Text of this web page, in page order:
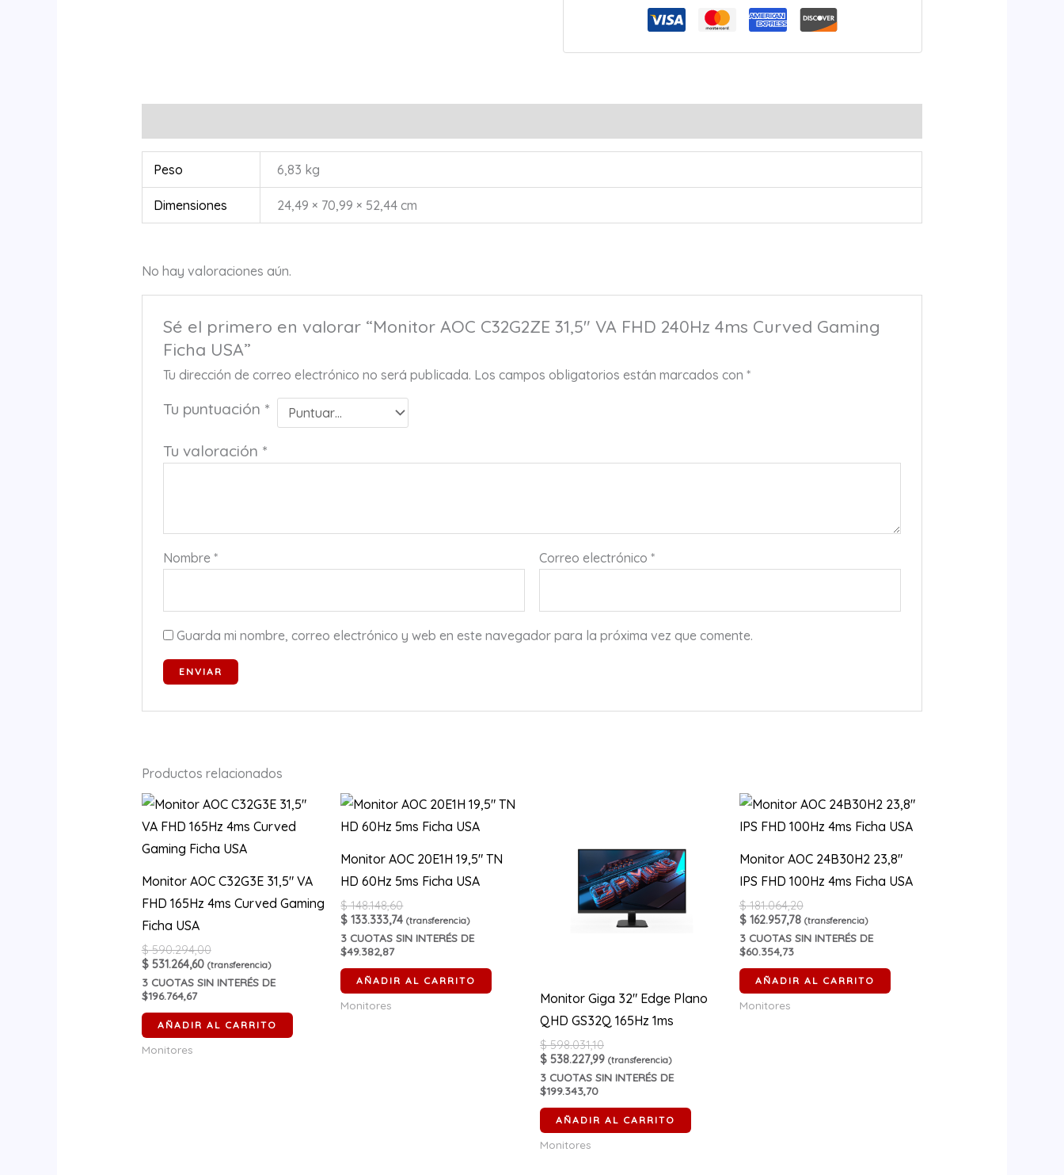
Peso 6,83 kg
Dimensiones 24,49 × 70,99 × 52,44 cm
No hay valoraciones aún.
Sé el primero en valorar “Monitor AOC C32G2ZE 31,5″ VA FHD 240Hz 4ms Curved Gaming
Ficha USA”
Tu dirección de correo electrónico no será publicada. Los campos obligatorios están marcados con*
Tu puntuación *
Tu valoración *
Nombre* Correo electrónico*
Guarda mi nombre, correo electrónico y web en este navegador para la próxima vez que comente.
Productos relacionados
Monitor AOC C32G3E 31,5″ VA
FHD 165Hz 4ms Curved Gaming
Ficha USA
$590.294,00
$531.264,60 (transferencia)
3CUOTAS SIN INTERÉS DE
$196.764,67
AÑADIR AL CARRITO
Monitores
Monitor AOC 20E1H 19,5″ TN
HD 60Hz 5ms Ficha USA
$148.148,60
$ 133.333,74 (transferencia)
3 CUOTAS SIN INTERÉS DE
$49.382,87
AÑADIR AL CARRITO
Monitores
Monitor Giga 32″ Edge Plano
QHD GS32Q 165Hz 1ms
$598.031,10
$ 538.227,99 (transferencia)
3 CUOTAS SIN INTERÉS DE
$199.343,70
AÑADIR AL CARRITO
Monitores
Monitor AOC 24B30H2 23,8″
IPS FHD 100Hz 4ms Ficha USA
$181.064,20
$162.957,78 (transferencia)
3CUOTAS SIN INTERÉS DE
$60.354,73
AÑADIR AL CARRITO
Monitores